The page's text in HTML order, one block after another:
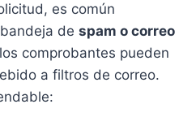
es común
de spam o correo
comprobantes pueden
a filtros de correo.